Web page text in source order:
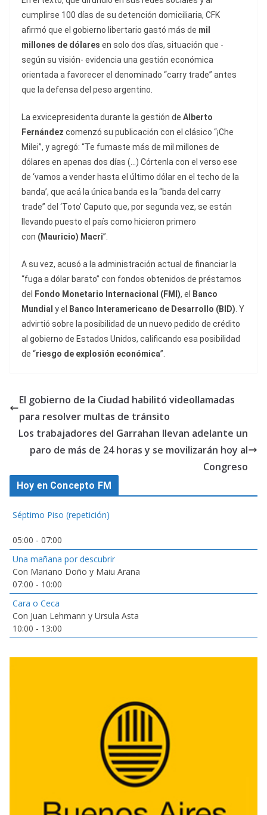
cumplirse 100 días de su detención domiciliaria, CFK
afirmó que el gobierno libertario gastó más de mil
millones de dólares en solo dos días, situación que -
según su visión- evidencia una gestión económica
orientada a favorecer el denominado “carry trade” antes
que la defensa del peso argentino.
La exvicepresidenta durante la gestión de Alberto
Fernández comenzó su publicación con el clásico “¡Che
Milei”, y agregó: “Te fumaste más de mil millones de
dólares en apenas dos días (…) Córtenla con el verso ese
de ‘vamos a vender hasta el último dólar en el techo de la
banda’, que acá la única banda es la “banda del carry
trade” del ‘Toto’ Caputo que, por segunda vez, se están
llevando puesto el país como hicieron primero
con (Mauricio) Macri”.
A su vez, acusó a la administración actual de financiar la
“fuga a dólar barato” con fondos obtenidos de préstamos
del
Fondo Monetario Internacional (FMI), el
Banco
Mundial y el Banco Interamericano de Desarrollo (BID). Y
advirtió sobre la posibilidad de un nuevo pedido de crédito
al gobierno de Estados Unidos, calificando esa posibilidad
de “riesgo de explosión económica”.
El gobierno de la Ciudad habilitó videollamadas
para resolver multas de tránsito
Los trabajadores del Garrahan llevan adelante un
paro de más de 24 horas y se movilizarán hoy al
Congreso
Hoy en Concepto FM
Séptimo Piso (repetición)
05:00 - 07:00
Una mañana por descubrir
Con Mariano Doño y Maiu Arana
07:00 - 10:00
Cara o Ceca
Con Juan Lehmann y Ursula Asta
10:00 - 13:00